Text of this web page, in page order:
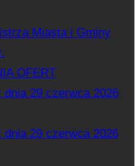
Miasta i Gminy
OFERT
dnia 29 czerwca 2026
dnia 29 czerwca 2026